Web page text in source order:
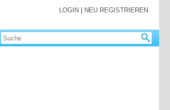
LOGIN NEU REGISTRIEREN